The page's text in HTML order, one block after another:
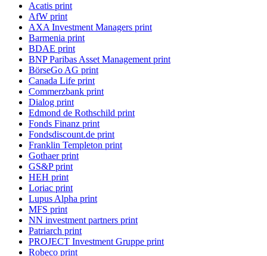
Acatis print
AfW print
AXA Investment Managers print
Barmenia print
BDAE print
BNP Paribas Asset Management print
BörseGo AG print
Canada Life print
Commerzbank print
Dialog print
Edmond de Rothschild print
Fonds Finanz print
Fondsdiscount.de print
Franklin Templeton print
Gothaer print
GS&P print
HEH print
Loriac print
Lupus Alpha print
MFS print
NN investment partners print
Patriarch print
PROJECT Investment Gruppe print
Robeco print